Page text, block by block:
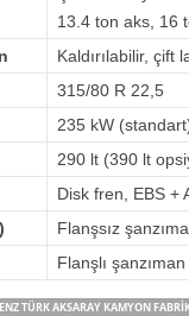
13.4 ton aks, 16
Kaldırılabilir,
315/80 R 22,5
235 kW
290 lt (390 lt
Disk fren, EBS +
Flanşsız
Flanşlı
TÜRK AKSARAY KAMYON